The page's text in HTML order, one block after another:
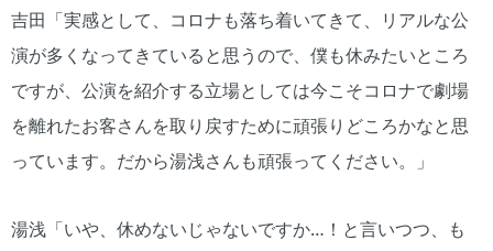
吉田「実感として、コロナも落ち着いてきて、リアルな公
演が多くなってきていると思うので、僕も休みたいところ
ですが、公演を紹介する立場としては今こそコロナで劇場
を離れたお客さんを取り戻すために頑張りどころかなと思
っています。だから湯浅さんも頑張ってください。」
湯浅「いや、休めないじゃないですか…！と言いつつ、も